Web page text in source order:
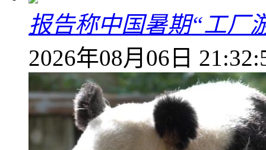
报告称中国暑期“工厂
2026年08月06日